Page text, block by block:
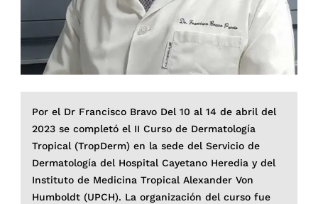
Por el Dr Francisco Bravo Del 10 al 14 de abril del
2023 se completó el II Curso de Dermatología
Tropical (TropDerm) en la sede del Servicio de
Dermatología del Hospital Cayetano Heredia y del
Instituto de Medicina Tropical Alexander Von
Humboldt (UPCH). La organización del curso fue